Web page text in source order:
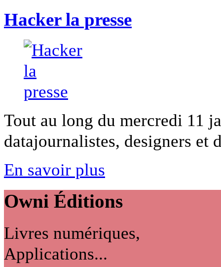
Hacker la presse
Tout au long du mercredi 11
datajournalistes, designers et
En savoir plus
Owni Éditions
Livres numériques,
Applications...